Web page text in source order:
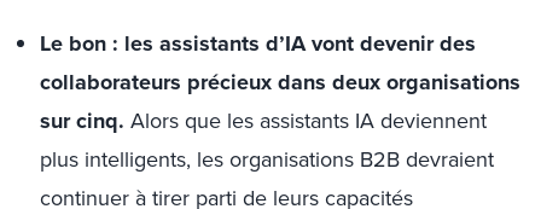
Le bon : les assistants d’IA vont devenir des
collaborateurs précieux dans deux organisations
sur cinq. Alors que les assistants IA deviennent
plus intelligents, les organisations B2B devraient
continuer à tirer parti de leurs capacités